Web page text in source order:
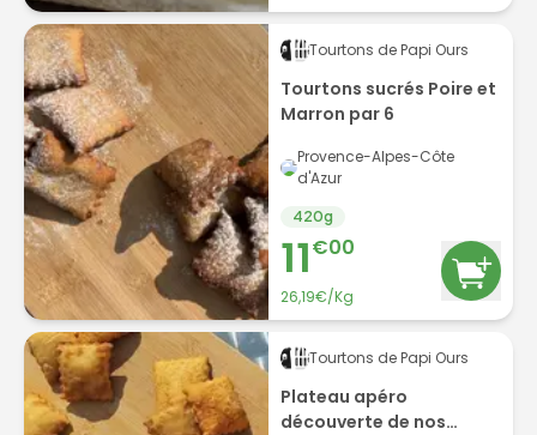
Tourtons de Papi Ours
Tourtons sucrés Poire et
Marron par 6
Provence-Alpes-Côte
d'Azur
420g
11€00
26,19€/Kg
Tourtons de Papi Ours
Plateau apéro
découverte de nos